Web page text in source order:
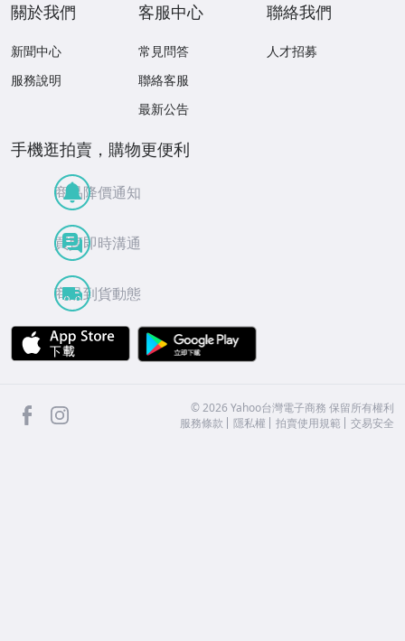
關於我們
新聞中心
服務說明
客服中心
常見問答
聯絡客服
最新公告
聯絡我們
人才招募
手機逛拍賣，購物更便利
商品降價通知
買賣即時溝通
商品到貨動態
APP Store
facebook ©2026 Yahoo台灣電子商務 保留所有權利
服務條款
隱私權 拍賣使用規範 交易安全